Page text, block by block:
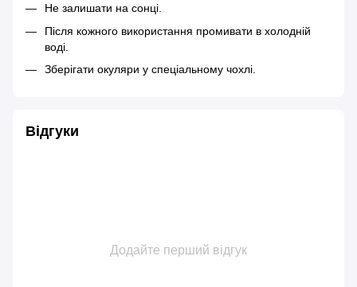
Не залишати на сонці.
Після кожного використання промивати в холодній
воді.
Зберігати окуляри у спеціальному чохлі.
Відгуки
Додайте перший відгук